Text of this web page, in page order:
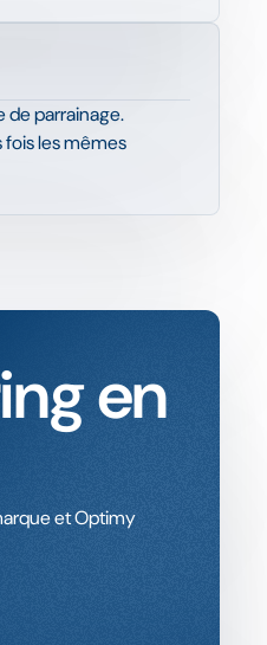
de parrainage.
fois les mêmes
en
et Optimy